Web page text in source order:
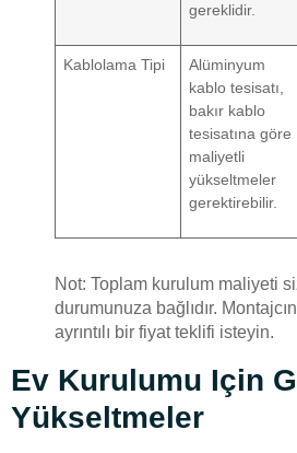
gereklidir.
Kablolama Tipi
Alüminyum
kablo tesisatı,
bakır kablo
tesisatına göre
maliyetli
yükseltmeler
gerektirebilir.
Not: Toplam kurulum maliyeti
durumunuza bağlıdır.
ayrıntılı bir fiyat teklifi isteyin.
Ev Kurulumu Için
Yükseltmeler